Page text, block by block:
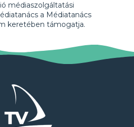
médiaszolgáltatási
a Médiatanács
keretében támogatja.